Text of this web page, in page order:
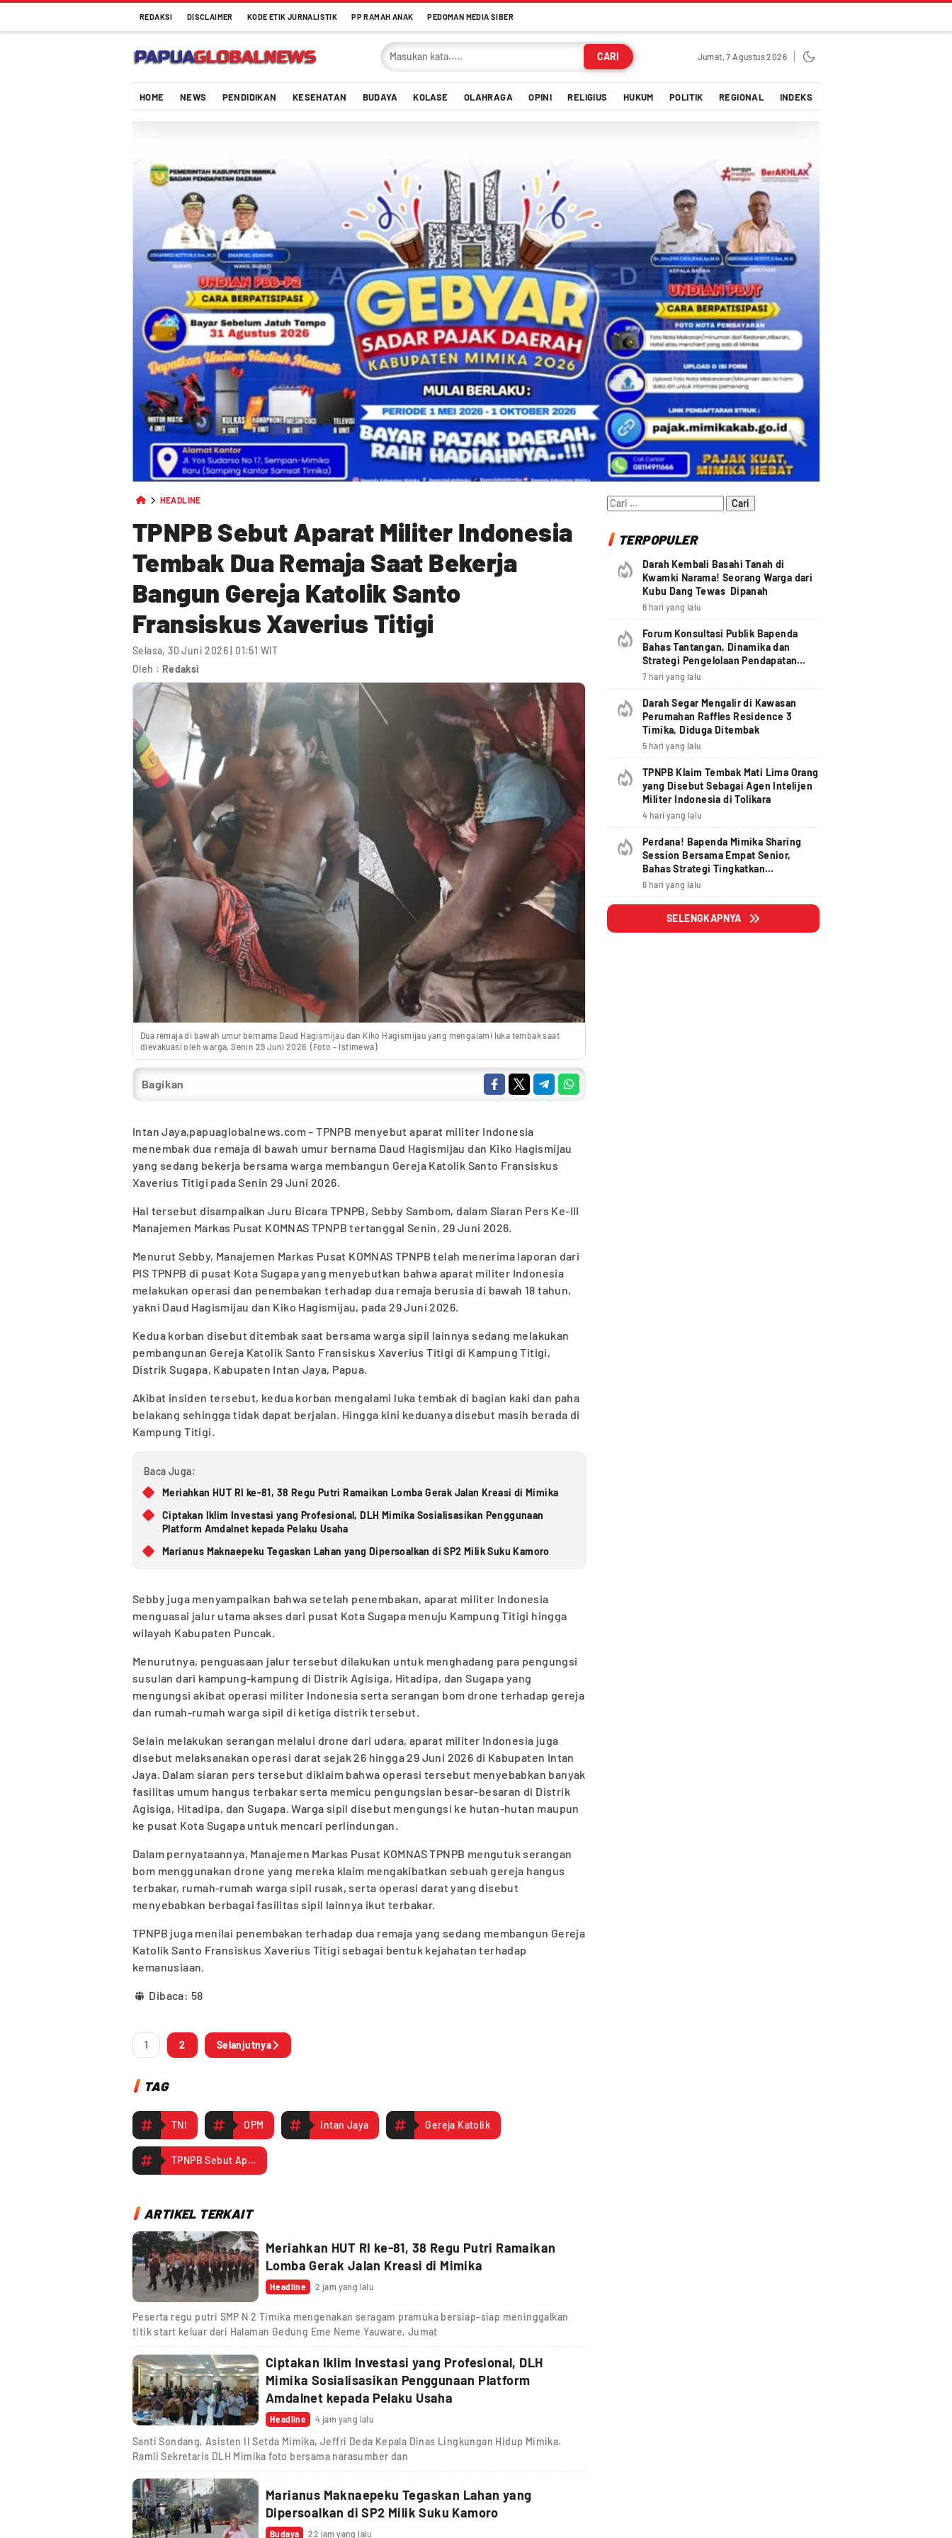
REDAKSI DISCLAIMER KODE ETIK JURNALISTIK PP RAMAH ANAK PEDOMAN MEDIA SIBER
CARI Jumat, 7 Agustus 2026
HOME NEWS PENDIDIKAN KESEHATAN BUDAYA KOLASE OLAHRAGA OPINI RELIGIUS HUKUM POLITIK REGIONAL INDEKS
HEADLINE
TPNPB Sebut Aparat Militer Indonesia
Tembak Dua Remaja Saat Bekerja
Bangun Gereja Katolik Santo
Fransiskus Xaverius Titigi
Selasa, 30 Juni 2026 | 01:51 WIT
Oleh : Redaksi
Dua remaja di bawah umur bernama Daud Hagismijau dan Kiko Hagismijau yang mengalami luka tembak saat
dievakuasi oleh warga, Senin 29 Juni 2026. (Foto – Istimewa).
Bagikan
Intan Jaya,papuaglobalnews.com – TPNPB menyebut aparat militer Indonesia
menembak dua remaja di bawah umur bernama Daud Hagismijau dan Kiko Hagismijau
yang sedang bekerja bersama warga membangun Gereja Katolik Santo Fransiskus
Xaverius Titigi pada Senin 29 Juni 2026.
Hal tersebut disampaikan Juru Bicara TPNPB, Sebby Sambom, dalam Siaran Pers Ke-III
Manajemen Markas Pusat KOMNAS TPNPB tertanggal Senin, 29 Juni 2026.
Menurut Sebby, Manajemen Markas Pusat KOMNAS TPNPB telah menerima laporan dari
PIS TPNPB di pusat Kota Sugapa yang menyebutkan bahwa aparat militer Indonesia
melakukan operasi dan penembakan terhadap dua remaja berusia di bawah 18 tahun,
yakni Daud Hagismijau dan Kiko Hagismijau, pada 29 Juni 2026.
Kedua korban disebut ditembak saat bersama warga sipil lainnya sedang melakukan
pembangunan Gereja Katolik Santo Fransiskus Xaverius Titigi di Kampung Titigi,
Distrik Sugapa, Kabupaten Intan Jaya, Papua.
Akibat insiden tersebut, kedua korban mengalami luka tembak di bagian kaki dan paha
belakang sehingga tidak dapat berjalan. Hingga kini keduanya disebut masih berada di
Kampung Titigi.
Baca Juga:
Meriahkan HUT RI ke-81, 38 Regu Putri Ramaikan Lomba Gerak Jalan Kreasi di Mimika
Ciptakan Iklim Investasi yang Profesional, DLH Mimika Sosialisasikan Penggunaan
Platform Amdalnet kepada Pelaku Usaha
Marianus Maknaepeku Tegaskan Lahan yang Dipersoalkan di SP2 Milik Suku Kamoro
Sebby juga menyampaikan bahwa setelah penembakan, aparat militer Indonesia
menguasai jalur utama akses dari pusat Kota Sugapa menuju Kampung Titigi hingga
wilayah Kabupaten Puncak.
Menurutnya, penguasaan jalur tersebut dilakukan untuk menghadang para pengungsi
susulan dari kampung-kampung di Distrik Agisiga, Hitadipa, dan Sugapa yang
mengungsi akibat operasi militer Indonesia serta serangan bom drone terhadap gereja
dan rumah-rumah warga sipil di ketiga distrik tersebut.
Selain melakukan serangan melalui drone dari udara, aparat militer Indonesia juga
disebut melaksanakan operasi darat sejak 26 hingga 29 Juni 2026 di Kabupaten Intan
Jaya. Dalam siaran pers tersebut diklaim bahwa operasi tersebut menyebabkan banyak
fasilitas umum hangus terbakar serta memicu pengungsian besar-besaran di Distrik
Agisiga, Hitadipa, dan Sugapa. Warga sipil disebut mengungsi ke hutan-hutan maupun
ke pusat Kota Sugapa untuk mencari perlindungan.
Dalam pernyataannya, Manajemen Markas Pusat KOMNAS TPNPB mengutuk serangan
bom menggunakan drone yang mereka klaim mengakibatkan sebuah gereja hangus
terbakar, rumah-rumah warga sipil rusak, serta operasi darat yang disebut
menyebabkan berbagai fasilitas sipil lainnya ikut terbakar.
TPNPB juga menilai penembakan terhadap dua remaja yang sedang membangun Gereja
Katolik Santo Fransiskus Xaverius Titigi sebagai bentuk kejahatan terhadap
kemanusiaan.
Dibaca: 58
1 2 Selanjutnya
TAG
TNI OPM Intan Jaya Gereja Katolik
TPNPB Sebut Aparat Militer Indonesia Tembak Dua Remaja Saat Bekerja Bangun Gereja Katolik Santo Fransiskus Xaverius Titigi
ARTIKEL TERKAIT
Meriahkan HUT RI ke-81, 38 Regu Putri Ramaikan
Lomba Gerak Jalan Kreasi di Mimika
Headline 2 jam yang lalu
Peserta regu putri SMP N 2 Timika mengenakan seragam pramuka bersiap-siap meninggalkan
titik start keluar dari Halaman Gedung Eme Neme Yauware, Jumat
Ciptakan Iklim Investasi yang Profesional, DLH
Mimika Sosialisasikan Penggunaan Platform
Amdalnet kepada Pelaku Usaha
Headline 4 jam yang lalu
Santi Sondang, Asisten II Setda Mimika, Jeffri Deda Kepala Dinas Lingkungan Hidup Mimika.
Ramli Sekretaris DLH Mimika foto bersama narasumber dan
Marianus Maknaepeku Tegaskan Lahan yang
Dipersoalkan di SP2 Milik Suku Kamoro
Budaya 22 jam yang lalu
Cari
untuk:
TERPOPULER
Darah Kembali Basahi Tanah di
Kwamki Narama! Seorang Warga dari
Kubu Dang Tewas Dipanah
6 hari yang lalu
Forum Konsultasi Publik Bapenda
Bahas Tantangan, Dinamika dan
Strategi Pengelolaan Pendapatan
Daerah yang Akuntabel, Pruden dan
Berdampak
7 hari yang lalu
Darah Segar Mengalir di Kawasan
Perumahan Raffles Residence 3
Timika, Diduga Ditembak
5 hari yang lalu
TPNPB Klaim Tembak Mati Lima Orang
yang Disebut Sebagai Agen Intelijen
Militer Indonesia di Tolikara
4 hari yang lalu
Perdana! Bapenda Mimika Sharing
Session Bersama Empat Senior,
Bahas Strategi Tingkatkan
Pendapatan Daerah
6 hari yang lalu
SELENGKAPNYA